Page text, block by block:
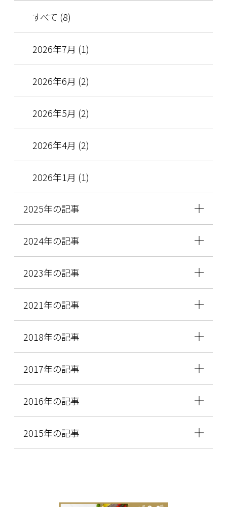
すべて (8)
2026年7月 (1)
2026年6月 (2)
2026年5月 (2)
2026年4月 (2)
2026年1月 (1)
2025年の記事
2024年の記事
2023年の記事
2021年の記事
2018年の記事
2017年の記事
2016年の記事
2015年の記事